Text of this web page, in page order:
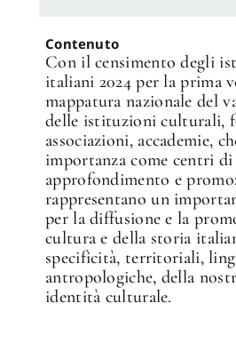
Contenuto
Con il censimento degli
italiani 2024 per la prima
mappatura nazionale del
delle istituzioni culturali,
associazioni, accademie,
importanza come centri
approfondimento e
rappresentano un
per la diffusione e la
cultura e della storia
specificità, territoriali,
antropologiche, della
identità culturale.